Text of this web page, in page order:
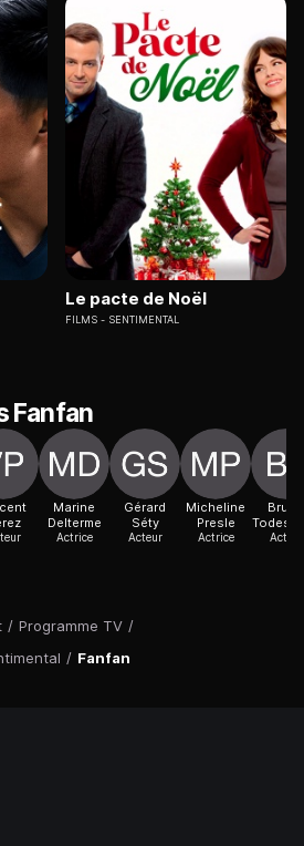
/ Programme TV /
/ Fanfan
Le pacte de Noël
FILMS SENTIMENTAL
Fanfan
Marine
Delterme
Actrice
Gérard
Séty
Acteur
Micheline
Presle
Actrice
Bruno
Acteur